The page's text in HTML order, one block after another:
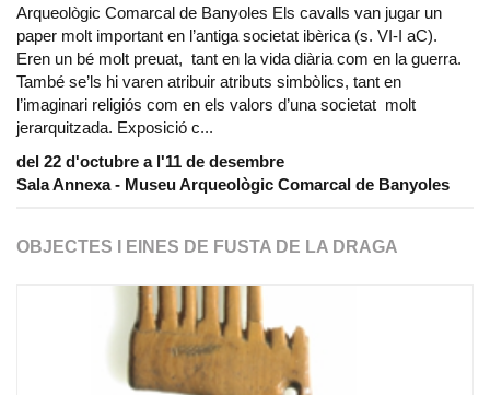
Arqueològic Comarcal de Banyoles Els cavalls van jugar un
paper molt important en l’antiga societat ibèrica (s. VI-I aC).
Eren un bé molt preuat, tant en la vida diària com en la guerra.
També se’ls hi varen atribuir atributs simbòlics, tant en
l’imaginari religiós com en els valors d’una societat molt
jerarquitzada. Exposició c...
del 22 d'octubre a l'11 de desembre
Sala Annexa - Museu Arqueològic Comarcal de Banyoles
OBJECTES I EINES DE FUSTA DE LA DRAGA